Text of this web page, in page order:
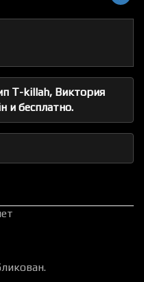
T-killah, Виктория
и бесплатно.